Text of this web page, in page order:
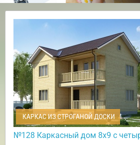
КАРКАС ИЗ СТРОГАНОЙ ДОСКИ
№128 Каркасный дом 8х9 с